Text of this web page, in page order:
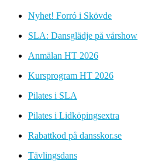
Nyhet! Forró i Skövde
SLA: Dansglädje på vårshow
Anmälan HT 2026
Kursprogram HT 2026
Pilates i SLA
Pilates i Lidköpingsextra
Rabattkod på dansskor.se
Tävlingsdans